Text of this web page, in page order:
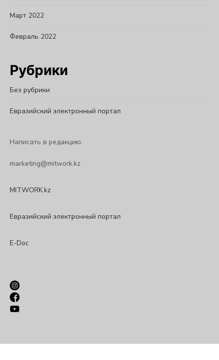
Март 2022
Февраль 2022
Рубрики
Без рубрики
Евразийский электронный портал
Написать в редакцию:
marketing@mitwork.kz
MITWORK.kz
Евразийский электронный портал
E-Doc